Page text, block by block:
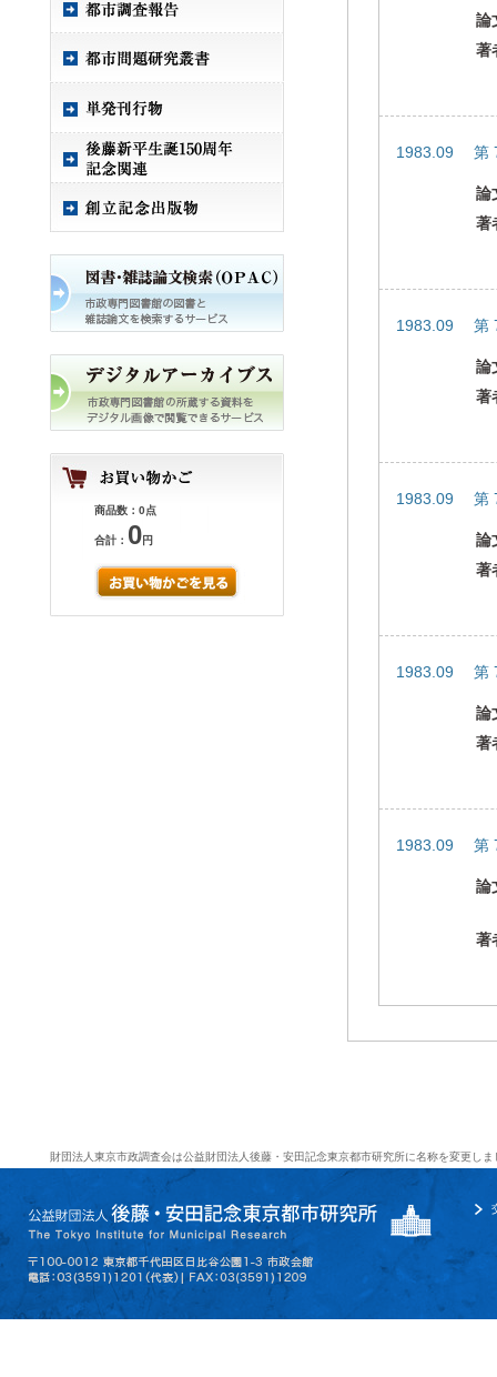
商品数：0点
合計： 0円
論
著
1983.09 第
論
著
1983.09 第
論
著
1983.09 第
論
著
1983.09 第
論
著
1983.09 第
論
著
財団法人東京市政調査会は公益財団法人後藤・安田記念東京都市研究所に名称を変更しま